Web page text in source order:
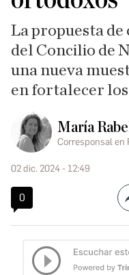
La propuesta de
del Concilio de
una nueva
en fortalecer
María
Corresponsal en
02 dic. 2024 - 12:49
0